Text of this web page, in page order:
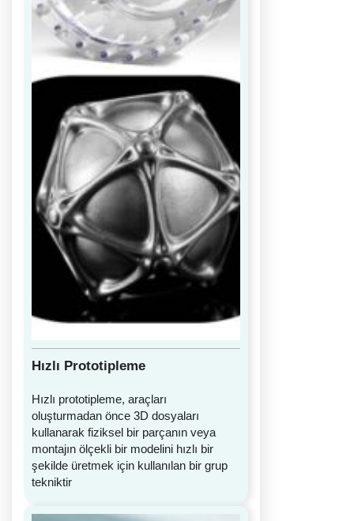
Hızlı Prototipleme
Hızlı prototipleme, araçları
oluşturmadan önce 3D dosyaları
kullanarak fiziksel bir parçanın veya
montajın ölçekli bir modelini hızlı bir
şekilde üretmek için kullanılan bir grup
tekniktir